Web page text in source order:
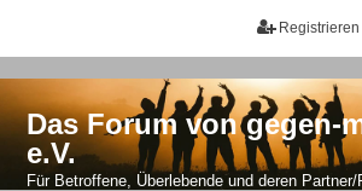
Registrieren
Das Forum von gegen-
e.V.
Für Betroffene, Überlebende und deren Partner/